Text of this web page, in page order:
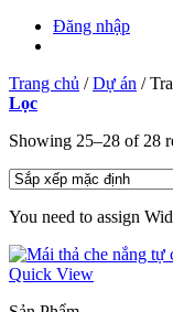
Đăng nhập
Trang chủ / Dự án /
Lọc
Showing 25–28 of 28
You need to assign
Quick View